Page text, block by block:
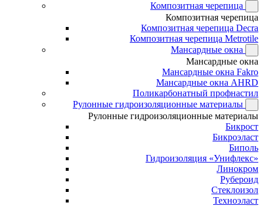
Композитная черепица
Композитная черепица
Композитная черепица Decra
Композитная черепица Metrotile
Мансардные окна
Мансардные окна
Мансардные окна Fakro
Мансардные окна AHRD
Поликарбонатный профнастил
Рулонные гидроизоляционные материалы
Рулонные гидроизоляционные материалы
Бикрост
Бикроэласт
Биполь
Гидроизоляция «Унифлекс»
Линокром
Рубероид
Стеклоизол
Техноэласт